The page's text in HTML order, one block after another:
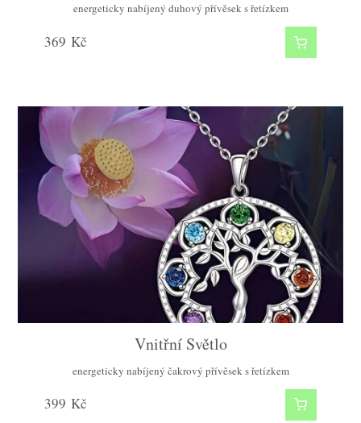
energeticky nabíjený duhový přívěsek s řetízkem
369 Kč
Vnitřní Světlo
energeticky nabíjený čakrový přívěsek s řetízkem
399 Kč